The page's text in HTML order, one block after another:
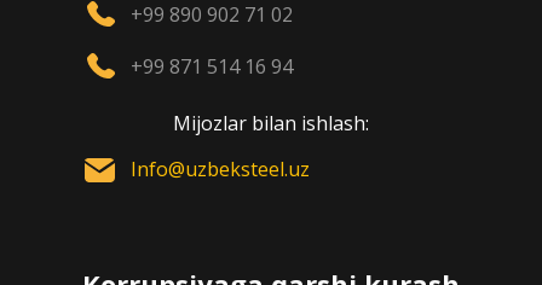
+99 890 902 71 02
+99 871 514 16 94
Mijozlar bilan ishlash:
Info@uzbeksteel.uz